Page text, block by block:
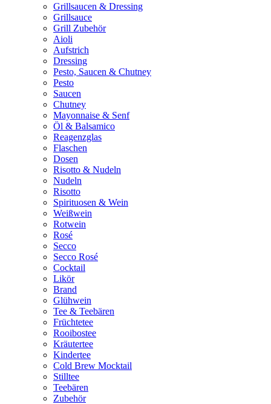
Grillsaucen & Dressing
Grillsauce
Grill Zubehör
Aioli
Aufstrich
Dressing
Pesto, Saucen & Chutney
Pesto
Saucen
Chutney
Mayonnaise & Senf
Öl & Balsamico
Reagenzglas
Flaschen
Dosen
Risotto & Nudeln
Nudeln
Risotto
Spirituosen & Wein
Weißwein
Rotwein
Rosé
Secco
Secco Rosé
Cocktail
Likör
Brand
Glühwein
Tee & Teebären
Früchtetee
Rooibostee
Kräutertee
Kindertee
Cold Brew Mocktail
Stilltee
Teebären
Zubehör